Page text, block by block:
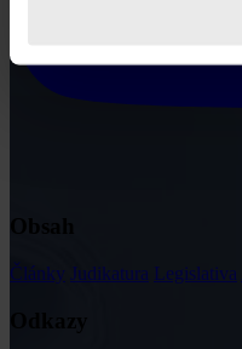
Články Judikatura Legislativa